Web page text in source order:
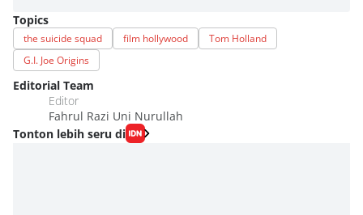
Topics
the suicide squad film hollywood
Tom Holland
G.I. Joe Origins
Editorial Team
Editor
Fahrul Razi Uni Nurullah
Tonton lebih seru di